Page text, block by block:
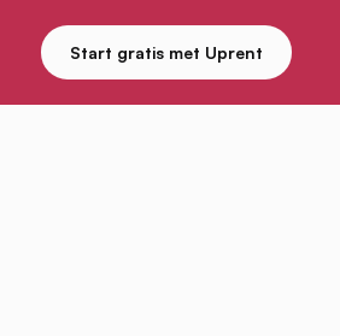
Start gratis met Uprent